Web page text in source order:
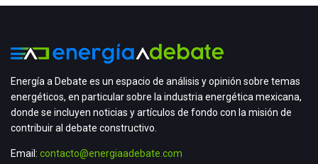
Energía a Debate es un espacio de análisis y opinión sobre temas
energéticos, en particular sobre la industria energética mexicana,
donde se incluyen noticias y artículos de fondo con la misión de
contribuir al debate constructivo.
Email: contacto@energiaadebate.com